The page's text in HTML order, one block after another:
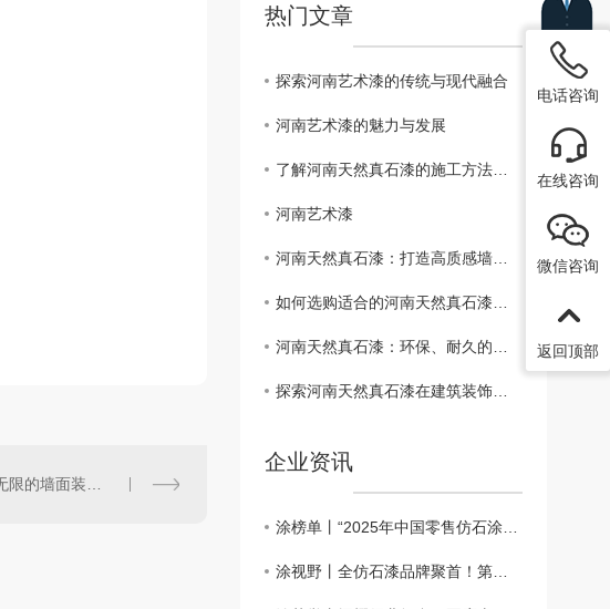
河南艺术漆：色彩绚丽，创意无限的墙面装饰选择
热门文章
探索河南艺术漆的传统与现代融合
河南艺术漆的魅力与发展
了解河南天然真石漆的施工方法与技巧
河南艺术漆
河南天然真石漆：打造高质感墙面的....
如何选购适合的河南天然真石漆？指南详解
河南天然真石漆：环保、耐久的新选择
探索河南天然真石漆在建筑装饰中的应用
企业资讯
涂榜单丨“2025年中国零售仿石涂料北方30强”榜单出炉
涂视野丨全仿石漆品牌聚首！第二届仿石涂料新质赋能峰会有何魅力？
电话咨询
在线咨询
微信咨询
返回顶部